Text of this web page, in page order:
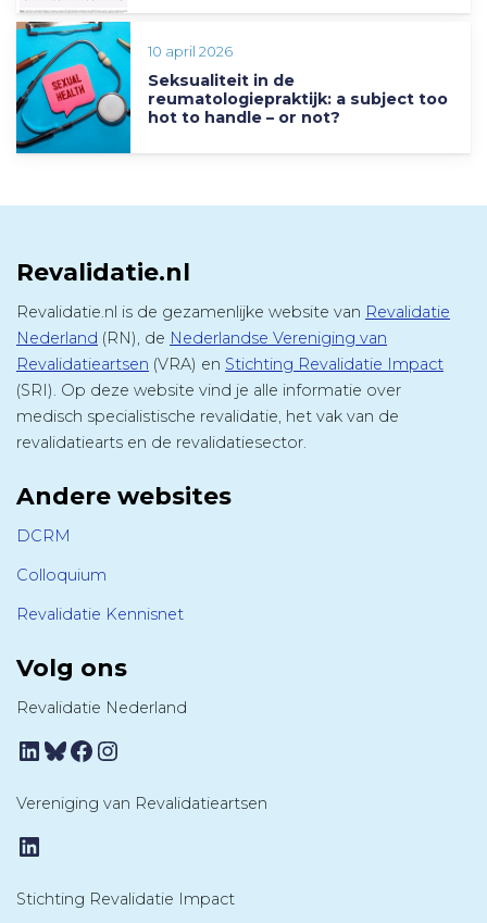
10 april 2026
Seksualiteit in de
reumatologiepraktijk: a subject too
hot to handle – or not?
Revalidatie.nl
Revalidatie.nl is de gezamenlijke website van Revalidatie
Nederland (RN), de Nederlandse Vereniging van
Revalidatieartsen (VRA) en Stichting Revalidatie Impact
(SRI). Op deze website vind je alle informatie over
medisch specialistische revalidatie, het vak van de
revalidatiearts en de revalidatiesector.
Andere websites
DCRM
Colloquium
Revalidatie Kennisnet
Volg ons
Revalidatie Nederland
LinkedIn
Bluesky
Facebook
Instagram
Vereniging van Revalidatieartsen
LinkedIn
Stichting Revalidatie Impact